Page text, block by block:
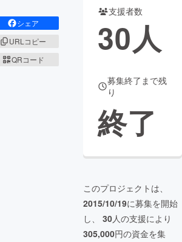
シェア
URLコピー
QRコード
支援者数
30人
募集終了まで残
り
終了
このプロジェクトは、
2015/10/19に募集を開始
し、 30人の支援により
305,000円の資金を集